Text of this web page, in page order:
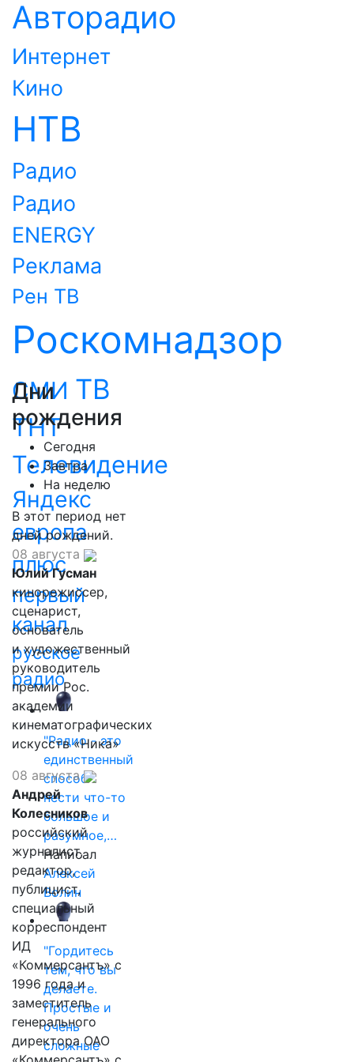
Авторадио
Интернет
Кино
НТВ
Радио
Радио
ENERGY
Реклама
Рен ТВ
Роскомнадзор
СМИ ТВ
ТНТ
Телевидение
Яндекс
европа
плюс
первый
канал
русское
радио
"Радио - это
единственный
способ
нести что-то
большое и
разумное,…
Написал
Алексей
Волин
"Гордитесь
тем, что вы
делаете.
Простые и
очень
сложные
Дни
рождения
Сегодня
Завтра
На неделю
В этот период нет
дней рождений.
08 августа
Юлий Гусман
кинорежиссер,
сценарист,
основатель
и художественный
руководитель
премии Рос.
академии
кинематографических
искусств «Ника»
08 августа
Андрей
Колесников
российский
журналист,
редактор,
публицист,
специальный
корреспондент
ИД
«Коммерсантъ» с
1996 года и
заместитель
генерального
директора ОАО